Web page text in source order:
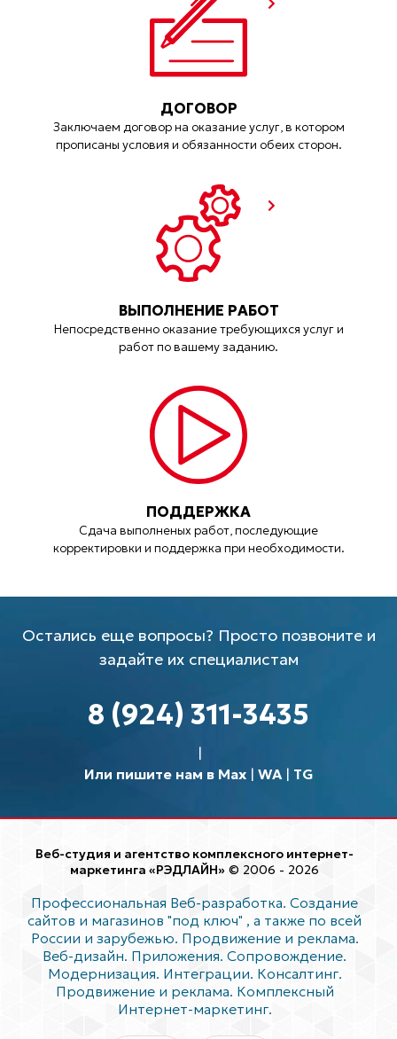
ДОГОВОР
Заключаем договор на оказание услуг, в котором
прописаны условия и обязанности обеих сторон.
ВЫПОЛНЕНИЕ РАБОТ
Непосредственно оказание требующихся услуг и
работ по вашему заданию.
ПОДДЕРЖКА
Сдача выполненых работ, последующие
корректировки и поддержка при необходимости.
Остались еще вопросы? Просто позвоните и
задайте их специалистам
8 (924) 311-3435
Или пишите нам в Max| WA| TG
Веб-студия и агентство комплексного интернет-
маркетинга «РЭДЛАЙН» © 2006 - 2026
Профессиональная Веб-разработка. Создание
сайтов и магазинов "под ключ" , а также по всей
России и зарубежью. Продвижение и реклама.
Веб-дизайн. Приложения. Сопровождение.
Модернизация. Интеграции. Консалтинг.
Продвижение и реклама. Комплексный
Интернет-маркетинг.